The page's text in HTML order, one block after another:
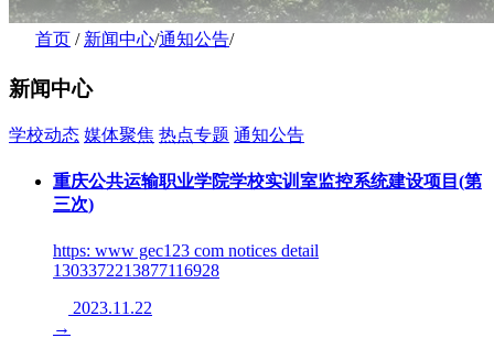
首页 / 新闻中心/通知公告/
新闻中心
学校动态 媒体聚焦 热点专题 通知公告
重庆公共运输职业学院学校实训室监控系统建设项目(第
三次)
https: www gec123 com notices detail
1303372213877116928
2023.11.22
→